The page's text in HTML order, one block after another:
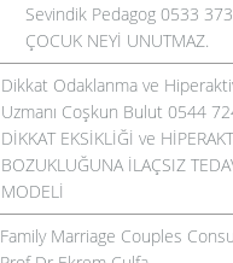
Sevindik Pedagog 0533
ÇOCUK NEYİ UNUTMAZ.
Dikkat Odaklanma ve
Uzmanı Coşkun Bulut 0544
DİKKAT EKSİKLİĞİ ve
BOZUKLUĞUNA İLAÇSIZ
MODELİ
Family Marriage Couples